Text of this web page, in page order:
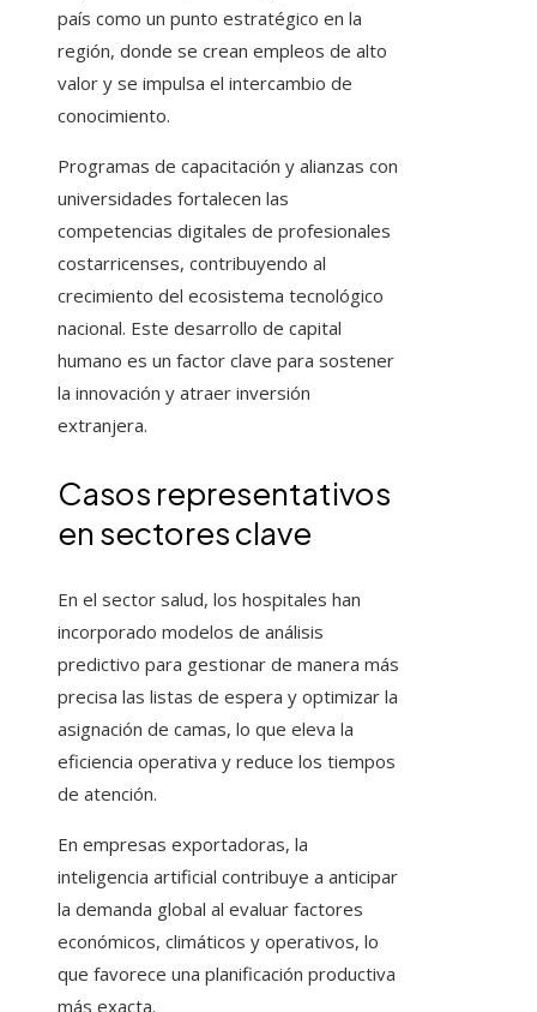
país como un punto estratégico en la
región, donde se crean empleos de alto
valor y se impulsa el intercambio de
conocimiento.
Programas de capacitación y alianzas con
universidades fortalecen las
competencias digitales de profesionales
costarricenses, contribuyendo al
crecimiento del ecosistema tecnológico
nacional. Este desarrollo de capital
humano es un factor clave para sostener
la innovación y atraer inversión
extranjera.
Casos representativos
en sectores clave
En el sector salud, los hospitales han
incorporado modelos de análisis
predictivo para gestionar de manera más
precisa las listas de espera y optimizar la
asignación de camas, lo que eleva la
eficiencia operativa y reduce los tiempos
de atención.
En empresas exportadoras, la
inteligencia artificial contribuye a anticipar
la demanda global al evaluar factores
económicos, climáticos y operativos, lo
que favorece una planificación productiva
más exacta.